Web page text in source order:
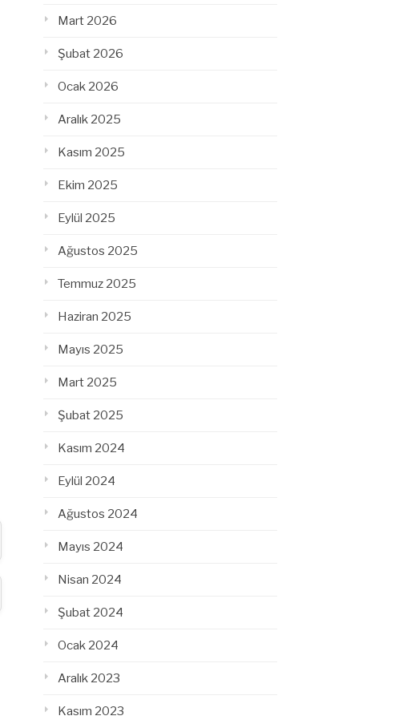
Mart 2026
Şubat 2026
Ocak 2026
Aralık 2025
Kasım 2025
Ekim 2025
Eylül 2025
Ağustos 2025
Temmuz 2025
Haziran 2025
Mayıs 2025
Mart 2025
Şubat 2025
Kasım 2024
Eylül 2024
Ağustos 2024
Mayıs 2024
Nisan 2024
Şubat 2024
Ocak 2024
Aralık 2023
Kasım 2023